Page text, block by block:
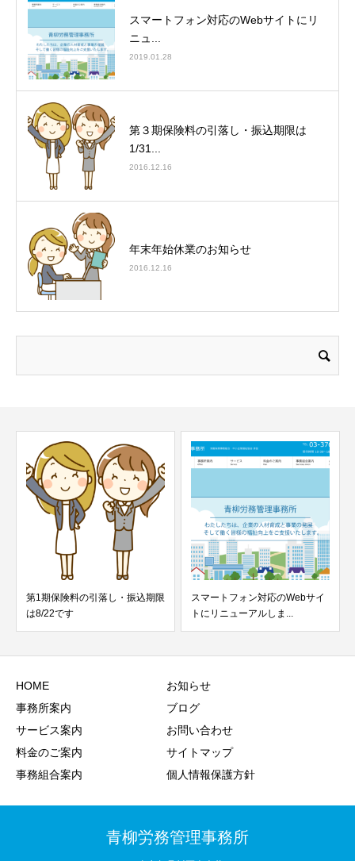
スマートフォン対応のWebサイトにリ
ニュ...
2019.01.28
第３期保険料の引落し・振込期限は
1/31...
2016.12.16
年末年始休業のお知らせ
2016.12.16
第1期保険料の引落し・振込期限
は8/22です
スマートフォン対応のWebサイ
トにリニューアルしま...
HOME
事務所案内
サービス案内
料金のご案内
事務組合案内
お知らせ
ブログ
お問い合わせ
サイトマップ
個人情報保護方針
青柳労務管理事務所